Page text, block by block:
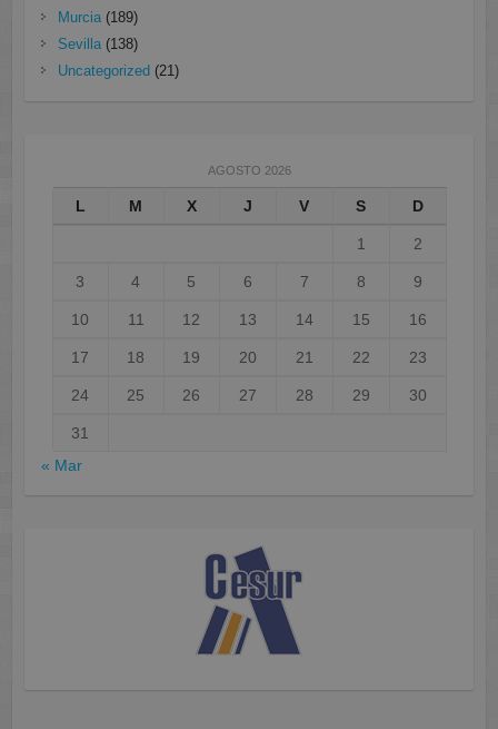
Murcia(189)
Sevilla(138)
Uncategorized (21)
AGOSTO 2026
L M X J V S D
1 2
3 4 5 6 7 8 9
10 11 12 13 14 15 16
17 18 19 20 21 22 23
24 25 26 27 28 29 30
31
« Mar